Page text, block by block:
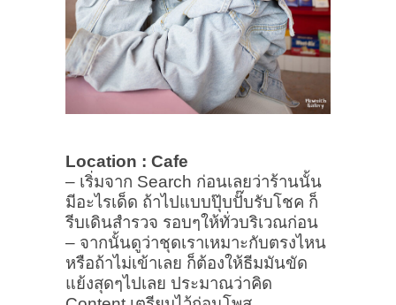
Location : Cafe
– เริ่มจาก Search ก่อนเลยว่าร้านนั้น
มีอะไรเด็ด ถ้าไปแบบปุ๊บปั๊บรับโชค ก็
รีบเดินสำรวจ รอบๆให้ทั่วบริเวณก่อน
– จากนั้นดูว่าชุดเราเหมาะกับตรงไหน
หรือถ้าไม่เข้าเลย ก็ต้องให้ธีมมันขัด
แย้งสุดๆไปเลย ประมาณว่าคิด